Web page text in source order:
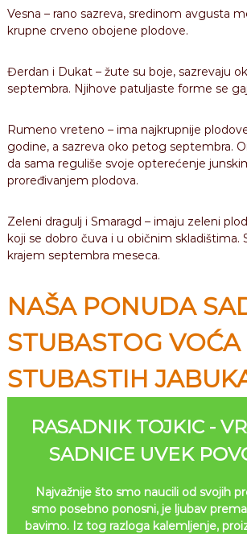
Vesna – rano sazreva, sredinom avgusta
krupne crveno obojene plodove.
Đerdan i Dukat – žute su boje, sazrevaju
septembra. Njihove patuljaste forme se
Rumeno vreteno – ima najkrupnije
godine, a sazreva oko petog septembra.
da sama reguliše svoje opterećenje
proređivanjem plodova.
Zeleni dragulj i Smaragd – imaju zeleni
koji se dobro čuva i u običnim skladištima.
krajem septembra meseca.
NAŠA PONUDA
STUBASTOG VOĆA
STUBASTIH
RASADNIK TOJKIC -
SADNICE UVEK
Najvažnije što smo naucili od svojih
smo posebno ponosni, je ljubav
bavimo. Iz tog razloga kalemljenje,